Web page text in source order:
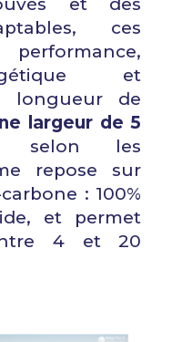
et des
ces
et
longueur de
largeur de 5
selon les
repose sur
: 100%
et permet
4 et 20